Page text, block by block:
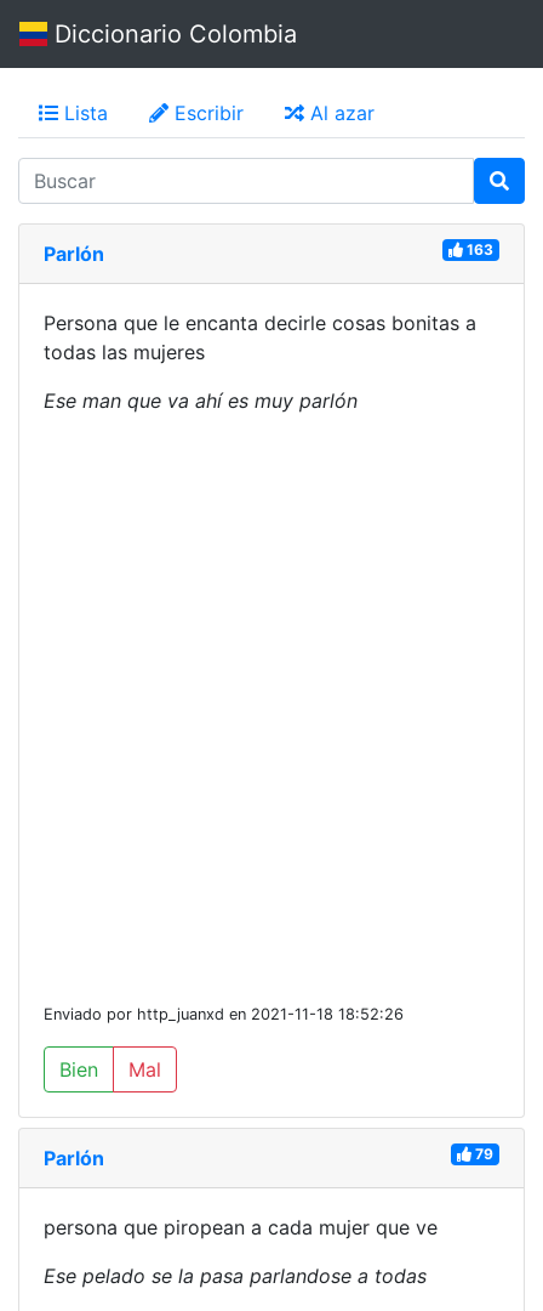
Diccionario Colombia
Lista Escribir Al azar
Parlón 163
Persona que le encanta decirle cosas bonitas a
todas las mujeres
Ese man que va ahí es muy parlón
Enviado por http_juanxd en 2021-11-18 18:52:26
Bien Mal
Parlón 79
persona que piropean a cada mujer que ve
Ese pelado se la pasa parlandose a todas